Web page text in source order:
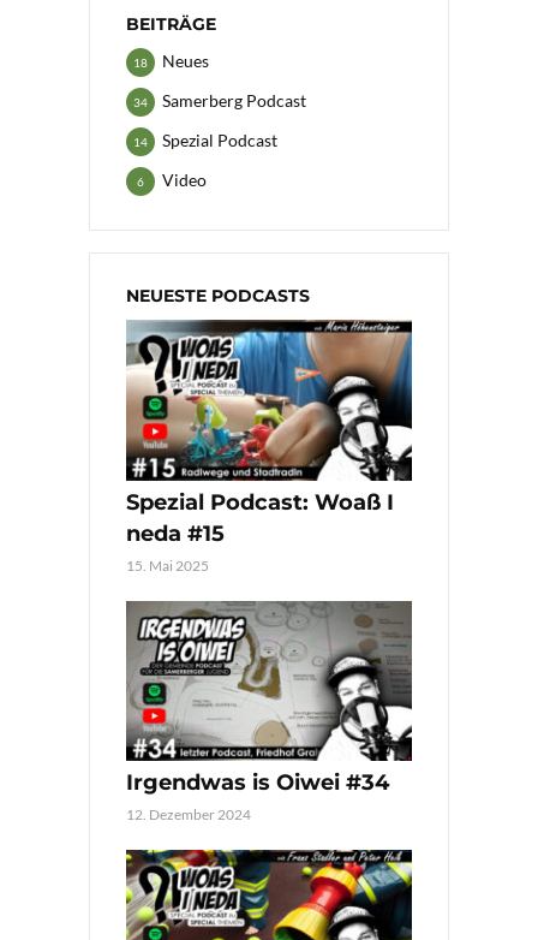
BEITRÄGE
Neues
18
Samerberg Podcast
34
Spezial Podcast
14
Video
6
NEUESTE PODCASTS
Spezial Podcast: Woaß I
neda #15
15. Mai 2025
Irgendwas is Oiwei #34
12. Dezember 2024